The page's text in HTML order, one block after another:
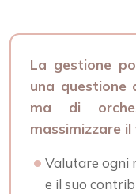
La gestione
una questione
ma di
massimizzare
Valutare ogni
e il suo